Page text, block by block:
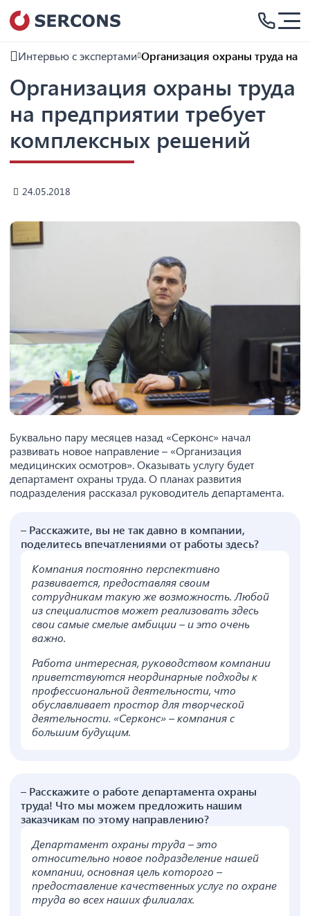
Интервью с экспертами Организация охраны труда на
Организация охраны труда
на предприятии требует
комплексных решений
24.05.2018
Буквально пару месяцев назад «Серконс» начал
развивать новое направление – «Организация
медицинских осмотров». Оказывать услугу будет
департамент охраны труда. О планах развития
подразделения рассказал руководитель департамента.
– Расскажите, вы не так давно в компании,
поделитесь впечатлениями от работы здесь?
Компания постоянно перспективно
развивается, предоставляя своим
сотрудникам такую же возможность. Любой
из специалистов может реализовать здесь
свои самые смелые амбиции – и это очень
важно.
Работа интересная, руководством компании
приветствуются неординарные подходы к
профессиональной деятельности, что
обуславливает простор для творческой
деятельности. «Серконс» – компания с
большим будущим.
– Расскажите о работе департамента охраны
труда! Что мы можем предложить нашим
заказчикам по этому направлению?
Департамент охраны труда – это
относительно новое подразделение нашей
компании, основная цель которого –
предоставление качественных услуг по охране
труда во всех наших филиалах.